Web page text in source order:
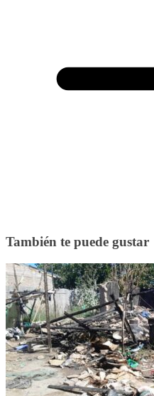
También te puede gustar